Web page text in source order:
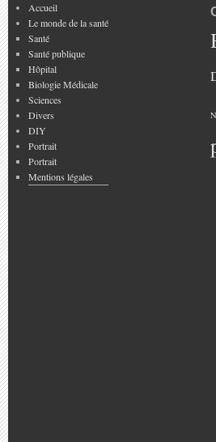
Accueil
Le monde de la santé
Santé
Santé publique
Hôpital
Biologie Médicale
Sciences
Divers
DIY
Portrait
Portrait
Mentions légales